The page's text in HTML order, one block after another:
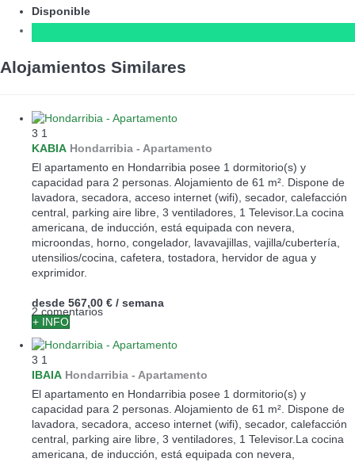
Disponible
Alojamientos Similares
3 1
KABIA Hondarribia - Apartamento
El apartamento en Hondarribia posee 1 dormitorio(s) y
capacidad para 2 personas. Alojamiento de 61 m². Dispone de
lavadora, secadora, acceso internet (wifi), secador, calefacción
central, parking aire libre, 3 ventiladores, 1 Televisor.La cocina
americana, de inducción, está equipada con nevera,
microondas, horno, congelador, lavavajillas, vajilla/cubertería,
utensilios/cocina, cafetera, tostadora, hervidor de agua y
exprimidor.
2 comentarios
desde 567,00 € / semana
+ INFO
3 1
IBAIA Hondarribia - Apartamento
El apartamento en Hondarribia posee 1 dormitorio(s) y
capacidad para 2 personas. Alojamiento de 61 m². Dispone de
lavadora, secadora, acceso internet (wifi), secador, calefacción
central, parking aire libre, 3 ventiladores, 1 Televisor.La cocina
americana, de inducción, está equipada con nevera,